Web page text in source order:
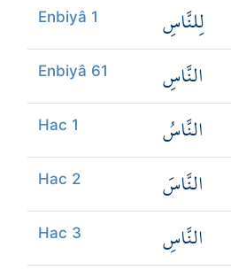
Enbiyâ 1 لِلنَّاسِ
Enbiyâ 61 النَّاسِ
Hac 1 النَّاسُ
Hac 2 النَّاسَ
Hac 3 النَّاسِ